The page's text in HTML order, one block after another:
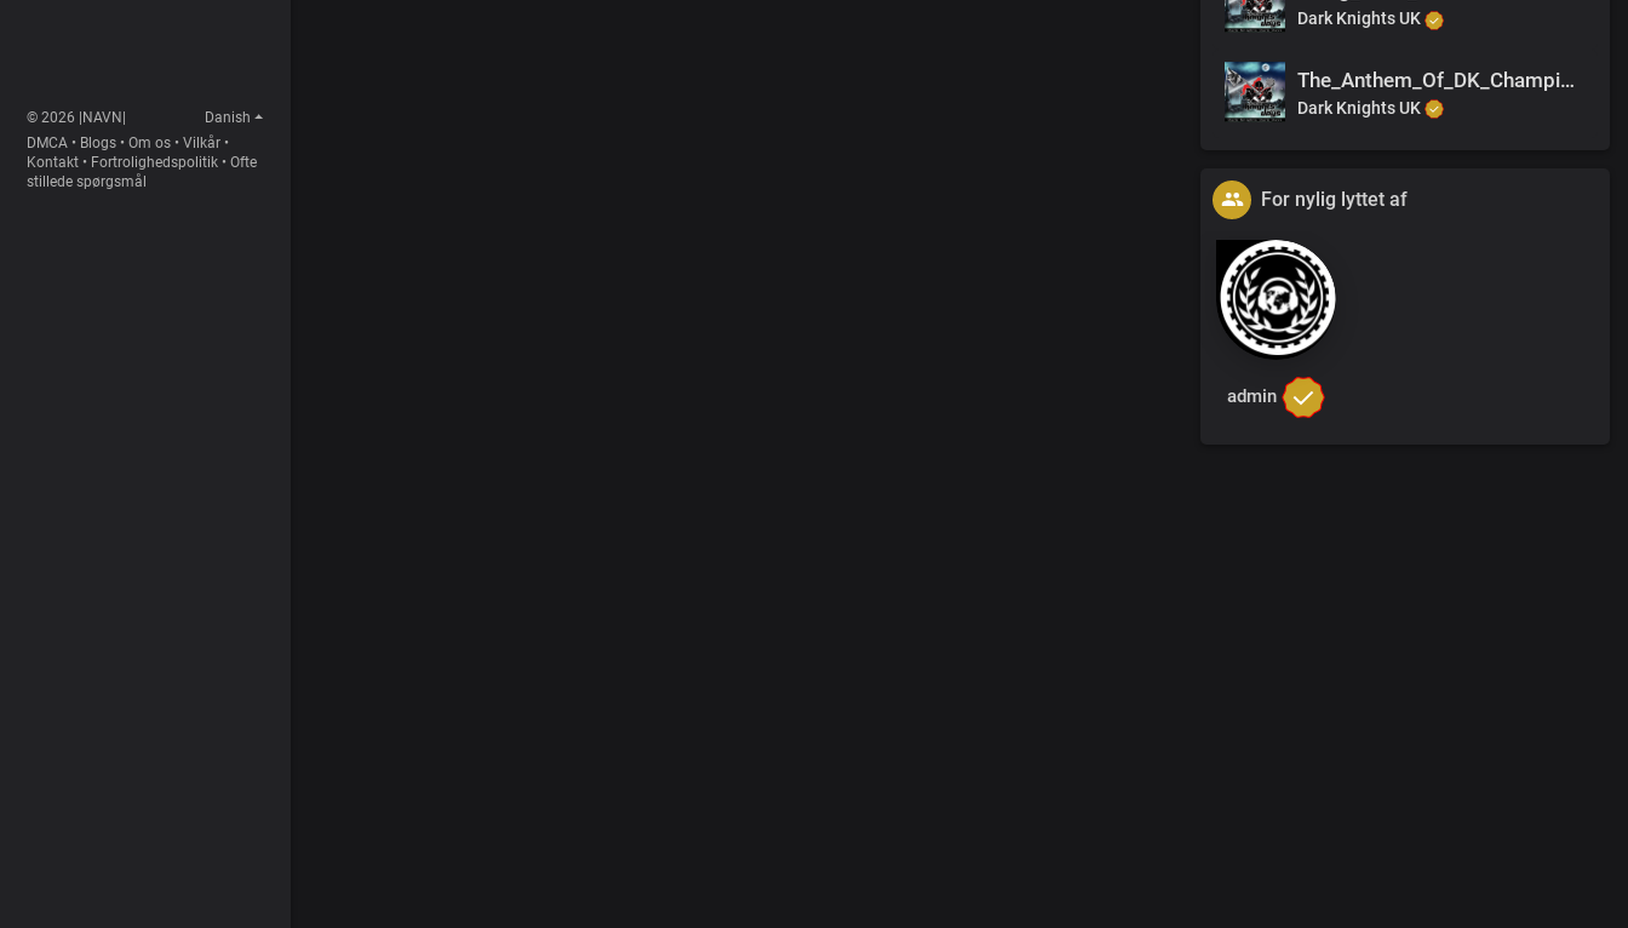
© 2026 |NAVN|
Danish
DMCA • Blogs • Om os • Vilkår •
Kontakt • Fortrolighedspolitik • Ofte
stillede spørgsmål
Dark Knights UK
The_Anthem_Of_DK_Champions
Dark Knights UK
For nylig lyttet af
admin